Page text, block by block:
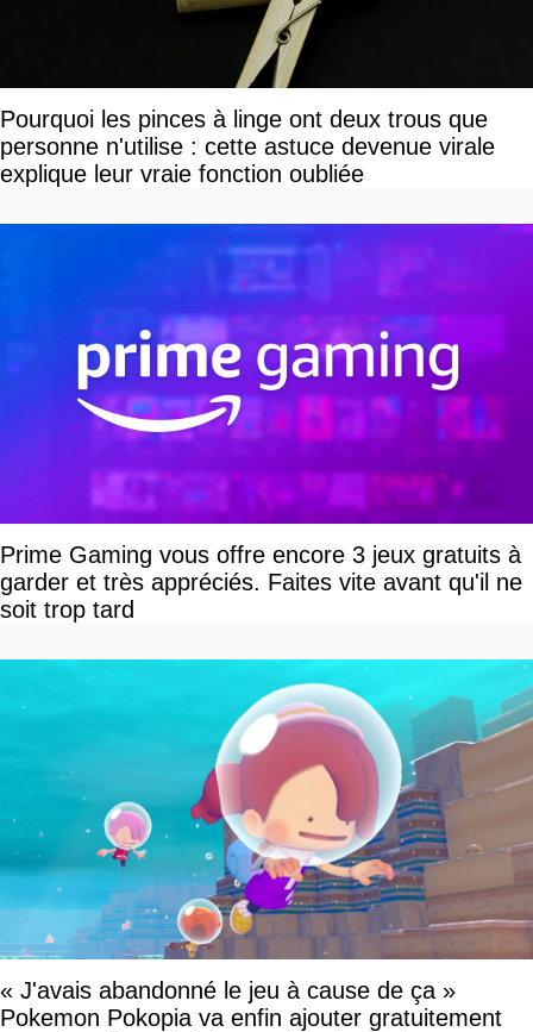
Pourquoi les pinces à linge ont deux trous que
personne n'utilise : cette astuce devenue virale
explique leur vraie fonction oubliée
Prime Gaming vous offre encore 3 jeux gratuits à
garder et très appréciés. Faites vite avant qu'il ne
soit trop tard
« J'avais abandonné le jeu à cause de ça »
Pokemon Pokopia va enfin ajouter gratuitement